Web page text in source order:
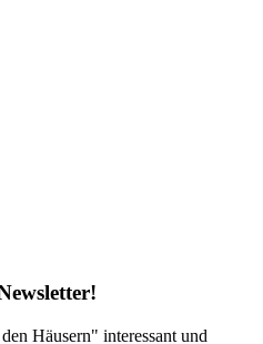
Häusern" interessant und